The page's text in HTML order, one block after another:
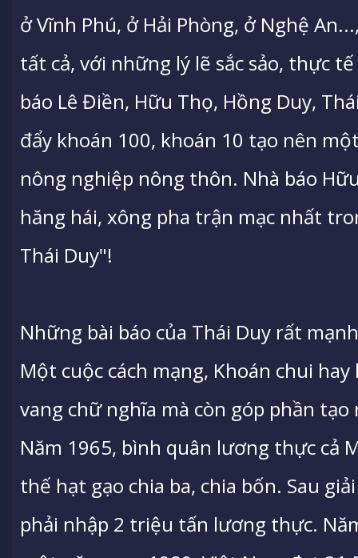
ở Vĩnh Phú, ở Hải Phòng, ở Nghệ
tất cả, với những lý lẽ sắc sảo, thực
báo Lê Điền, Hữu Thọ, Hồng Duy,
đẩy khoán 100, khoán 10 tạo nên
nông nghiệp nông thôn. Nhà báo
hăng hái, xông pha trận mạc nhất
Thái Duy"!
Những bài báo của Thái Duy rất
Một cuộc cách mạng, Khoán chui
vang chữ nghĩa mà còn góp phần
Năm 1965, bình quân lương thực cả
thế hạt gạo chia ba, chia bốn. Sau
phải nhập 2 triệu tấn lương thực.